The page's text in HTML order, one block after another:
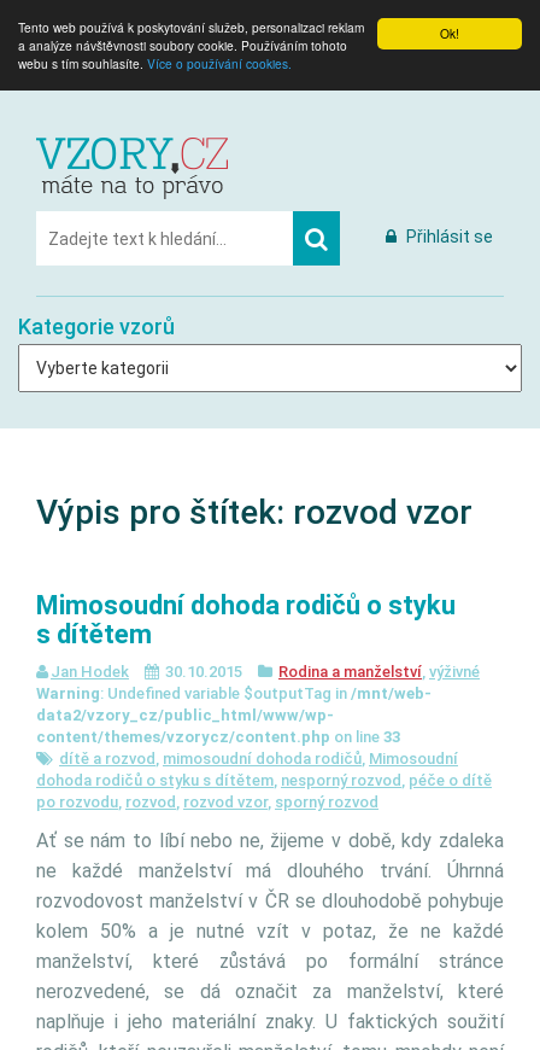
Ok!
Tento web používá k poskytování služeb, personalizaci reklam
a analýze návštěvnosti soubory cookie. Používáním tohoto
webu s tím souhlasíte. Více o používání cookies.
Přihlásit se
Kategorie vzorů
Výpis pro štítek: rozvod vzor
Mimosoudní dohoda rodičů o styku
s dítětem
Jan Hodek 30.10.2015 Rodina a manželství, výživné
Warning: Undefined variable $outputTag in /mnt/web-
data2/vzory_cz/public_html/www/wp-
content/themes/vzorycz/content.php on line 33
dítě a rozvod , mimosoudní dohoda rodičů, Mimosoudní
dohoda rodičů o styku s dítětem, nesporný rozvod , péče o dítě
po rozvodu, rozvod , rozvod vzor, sporný rozvod
Ať se nám to líbí nebo ne, žijeme v době, kdy zdaleka
ne každé manželství má dlouhého trvání. Úhrnná
rozvodovost manželství v ČR se dlouhodobě pohybuje
kolem 50% a je nutné vzít v potaz, že ne každé
manželství, které zůstává po formální stránce
nerozvedené, se dá označit za manželství, které
naplňuje i jeho materiální znaky. U faktických soužití